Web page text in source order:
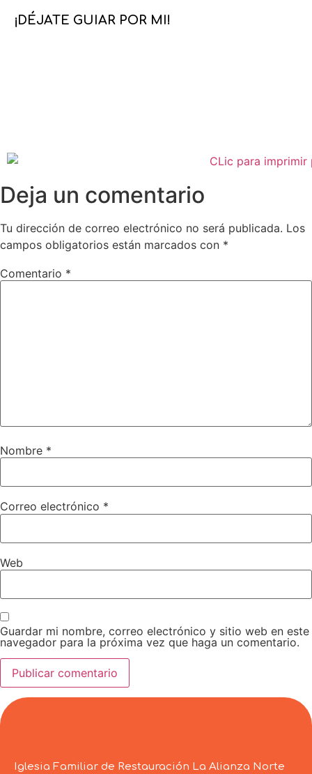
¡DÉJATE GUIAR POR MI!
Deja un comentario
Tu dirección de correo electrónico no será publicada. Los
campos obligatorios están marcados con *
Comentario *
Nombre *
Correo electrónico *
Web
Guardar mi nombre, correo electrónico y sitio web en este
navegador para la próxima vez que haga un comentario.
Iglesia Familiar de Restauración La Alianza Norte